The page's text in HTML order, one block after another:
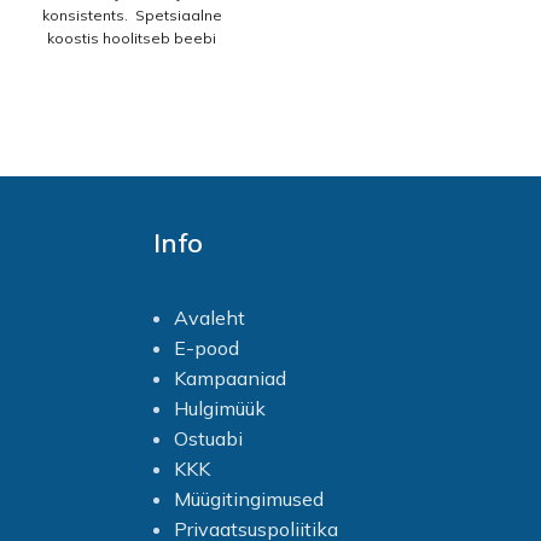
konsistents. Spetsiaalne
koostis hoolitseb beebi
kandke väike kogus vahendit
ja peske maha veega. Sobib
silma. Silma sattumisel pesta
Info
Avaleht
E-pood
Kampaaniad
Hulgimüük
Ostuabi
KKK
Müügitingimused
Privaatsuspoliitika